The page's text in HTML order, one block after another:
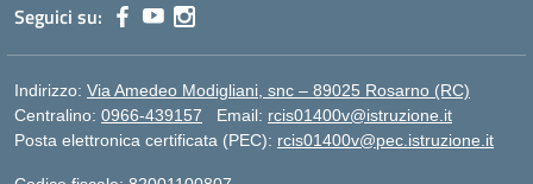
Seguici su:
Indirizzo: Via Amedeo Modigliani, snc – 89025 Rosarno (RC)
Centralino: 0966-439157 Email: rcis01400v@istruzione.it
Posta elettronica certificata (PEC): rcis01400v@pec.istruzione.it